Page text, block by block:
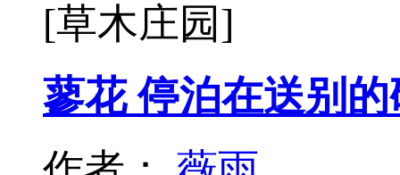
[草木庄园]
蓼花 停泊在送别的